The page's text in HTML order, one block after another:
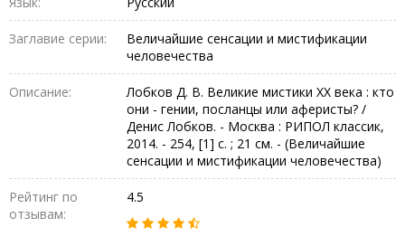
Заглавие серии:
Величайшие сенсации и мистификации
человечества
Описание:
Лобков Д. В. Великие мистики XX века : кто
они - гении, посланцы или аферисты? /
Денис Лобков. - Москва : РИПОЛ классик,
2014. - 254, [1] с. ; 21 см. - (Величайшие
сенсации и мистификации человечества)
Рейтинг по
отзывам:
4.5